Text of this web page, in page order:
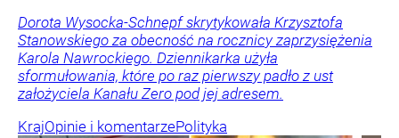
Dorota Wysocka-Schnepf skrytykowała Krzysztofa
Stanowskiego za obecność na rocznicy zaprzysiężenia
Karola Nawrockiego. Dziennikarka użyła
sformułowania, które po raz pierwszy padło z ust
założyciela Kanału Zero pod jej adresem.
KrajOpinie i komentarzePolityka